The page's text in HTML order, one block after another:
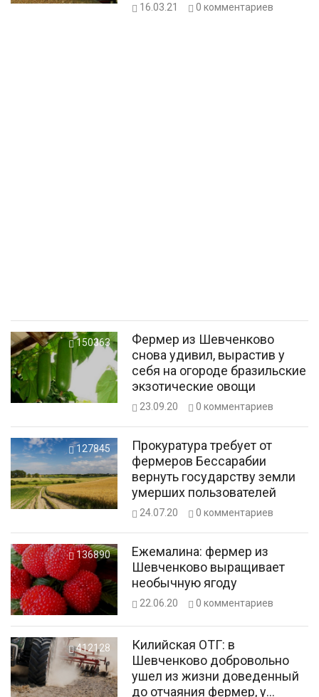
16.03.21 0 комментариев
150363
Фермер из Шевченково
снова удивил, вырастив у
себя на огороде бразильские
экзотические овощи
23.09.20 0 комментариев
127845
Прокуратура требует от
фермеров Бессарабии
вернуть государству земли
умерших пользователей
24.07.20 0 комментариев
136890
Ежемалина: фермер из
Шевченково выращивает
необычную ягоду
22.06.20 0 комментариев
412128
Килийская ОТГ: в
Шевченково добровольно
ушел из жизни доведенный
до отчаяния фермер, у